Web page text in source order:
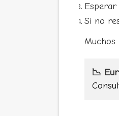
Esperar
Si no
Muchos
📉